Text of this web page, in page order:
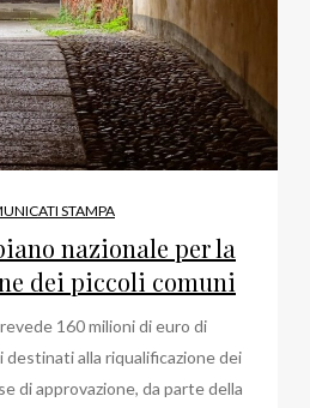
STAMPA
nazionale per la
dei piccoli comuni
160 milioni di euro di
destinati alla riqualificazione dei
di approvazione, da parte della